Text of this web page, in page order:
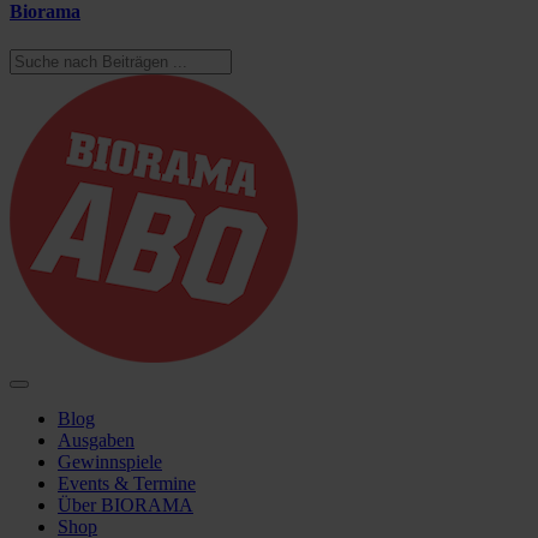
Biorama
Blog
Ausgaben
Gewinnspiele
Events & Termine
Über BIORAMA
Shop